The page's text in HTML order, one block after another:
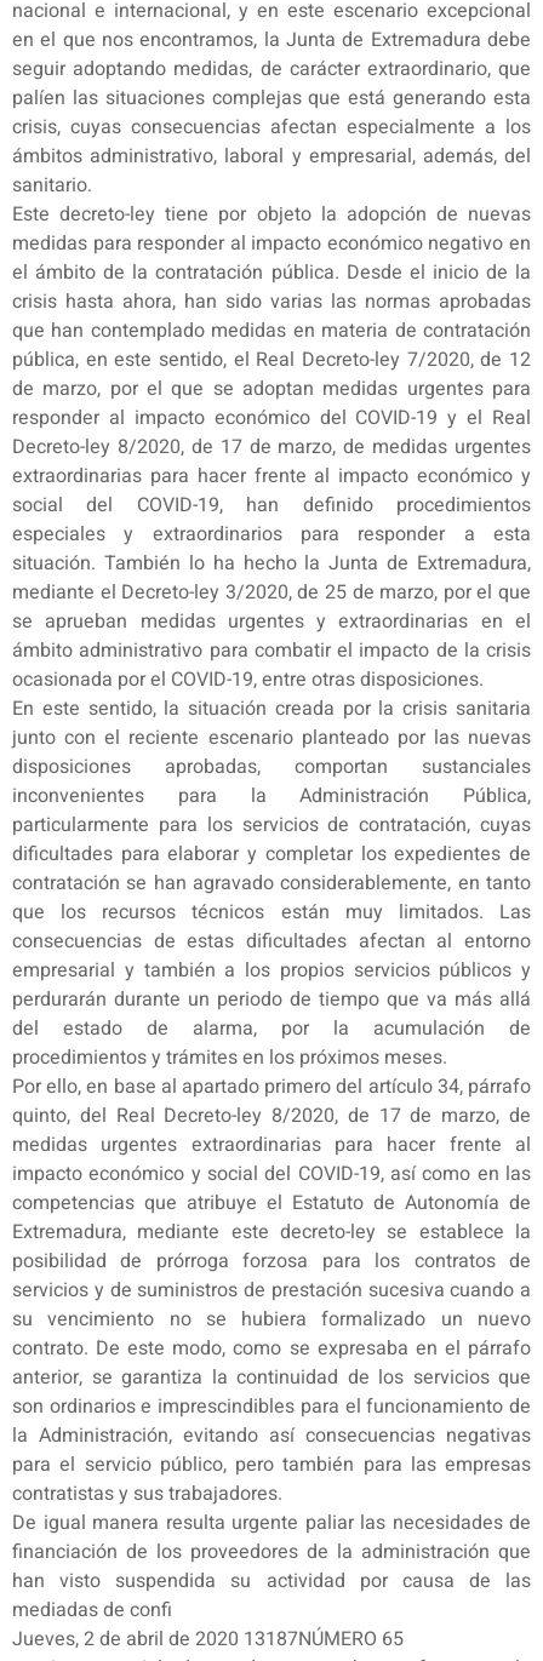
nacional e internacional, y en este escenario excepcional
en el que nos encontramos, la Junta de Extremadura debe
seguir adoptando medidas, de carácter extraordinario, que
palíen las situaciones complejas que está generando esta
crisis, cuyas consecuencias afectan especialmente a los
ámbitos administrativo, laboral y empresarial, además, del
sanitario.
Este decreto-ley tiene por objeto la adopción de nuevas
medidas para responder al impacto económico negativo en
el ámbito de la contratación pública. Desde el inicio de la
crisis hasta ahora, han sido varias las normas aprobadas
que han contemplado medidas en materia de contratación
pública, en este sentido, el Real Decreto-ley 7/2020, de 12
de marzo, por el que se adoptan medidas urgentes para
responder al impacto económico del COVID-19 y el Real
Decreto-ley 8/2020, de 17 de marzo, de medidas urgentes
extraordinarias para hacer frente al impacto económico y
social del COVID-19, han definido procedimientos
especiales y extraordinarios para responder a esta
situación. También lo ha hecho la Junta de Extremadura,
mediante el Decreto-ley 3/2020, de 25 de marzo, por el que
se aprueban medidas urgentes y extraordinarias en el
ámbito administrativo para combatir el impacto de la crisis
ocasionada por el COVID-19, entre otras disposiciones.
En este sentido, la situación creada por la crisis sanitaria
junto con el reciente escenario planteado por las nuevas
disposiciones aprobadas, comportan sustanciales
inconvenientes para la Administración Pública,
particularmente para los servicios de contratación, cuyas
dificultades para elaborar y completar los expedientes de
contratación se han agravado considerablemente, en tanto
que los recursos técnicos están muy limitados. Las
consecuencias de estas dificultades afectan al entorno
empresarial y también a los propios servicios públicos y
perdurarán durante un periodo de tiempo que va más allá
del estado de alarma, por la acumulación de
procedimientos y trámites en los próximos meses.
Por ello, en base al apartado primero del artículo 34, párrafo
quinto, del Real Decreto-ley 8/2020, de 17 de marzo, de
medidas urgentes extraordinarias para hacer frente al
impacto económico y social del COVID-19, así como en las
competencias que atribuye el Estatuto de Autonomía de
Extremadura, mediante este decreto-ley se establece la
posibilidad de prórroga forzosa para los contratos de
servicios y de suministros de prestación sucesiva cuando a
su vencimiento no se hubiera formalizado un nuevo
contrato. De este modo, como se expresaba en el párrafo
anterior, se garantiza la continuidad de los servicios que
son ordinarios e imprescindibles para el funcionamiento de
la Administración, evitando así consecuencias negativas
para el servicio público, pero también para las empresas
contratistas y sus trabajadores.
De igual manera resulta urgente paliar las necesidades de
financiación de los proveedores de la administración que
han visto suspendida su actividad por causa de las
mediadas de confi
Jueves, 2 de abril de 2020 13187NÚMERO 65